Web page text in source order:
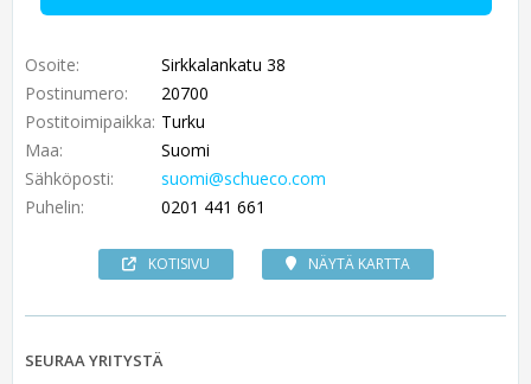
Osoite:
Sirkkalankatu 38
Postinumero:
20700
Postitoimipaikka: Turku
Maa:
Suomi
Sähköposti:
suomi@schueco.com
Puhelin:
0201 441 661
KOTISIVU NÄYTÄ KARTTA
SEURAA YRITYSTÄ